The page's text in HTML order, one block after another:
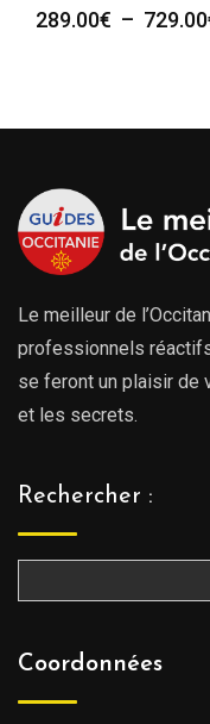
289.00€ – 729.00
Le meilleur de
professionnels
se feront un plaisir de
et les secrets.
Rechercher :
Coordonnées